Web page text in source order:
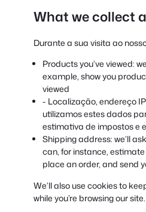
What we collect
Durante a sua visita ao
Products you’ve viewed:
example, show you
viewed
- Localização, endereço
utilizamos estes dados
estimativa de impostos e
Shipping address: we’ll
can, for instance,
place an order, and send
We’ll also use cookies to
while you’re browsing our site.